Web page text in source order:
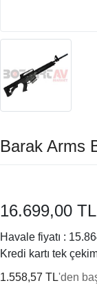
Barak Arms
16.699,00 TL
Havale fiyatı :
Kredi kartı tek
1.558,57 TL'den